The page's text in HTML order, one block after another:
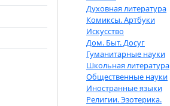
Духовная литература
Комиксы. Артбуки
Искусство
Дом. Быт. Досуг
Гуманитарные науки
Школьная литература
Общественные науки
Иностранные языки
Религии. Эзотерика.